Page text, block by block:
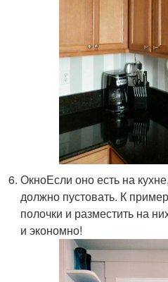
ОкноЕсли оно есть на
должно пустовать. К
полочки и разместить на
и экономно!